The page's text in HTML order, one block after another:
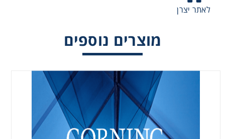
לאתר יצרן
מוצרים נוספיםPlasticware
Reagents & Kits
Consumables